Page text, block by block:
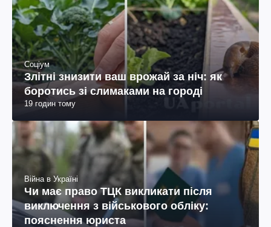
Соціум
Злітні знизити ваш врожай за ніч: як
боротись зі слимаками на городі
19 годин тому
Війна в Україні
Чи має право ТЦК викликати після
виключення з військового обліку:
пояснення юриста